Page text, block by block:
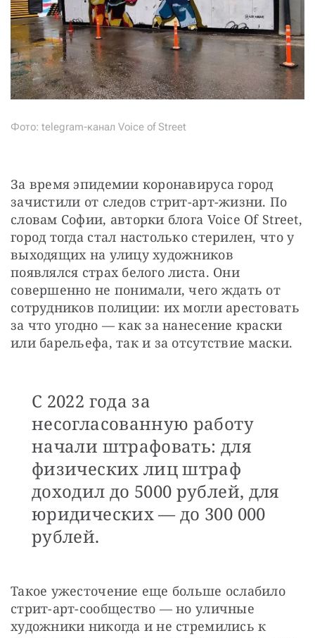
Фото: telegram-канал Voice of Street
За время эпидемии коронавируса город
зачистили от следов стрит-арт-жизни. По
словам Софии, авторки блога Voice Of Street,
город тогда стал настолько стерилен, что у
выходящих на улицу художников
появлялся страх белого листа. Они
совершенно не понимали, чего ждать от
сотрудников полиции: их могли арестовать
за что угодно — как за нанесение краски
или барельефа, так и за отсутствие маски.
С 2022 года за
несогласованную работу
начали штрафовать: для
физических лиц штраф
доходил до 5000 рублей, для
юридических — до 300 000
рублей.
Такое ужесточение еще больше ослабило
стрит-арт-сообщество — но уличные
художники никогда и не стремились к